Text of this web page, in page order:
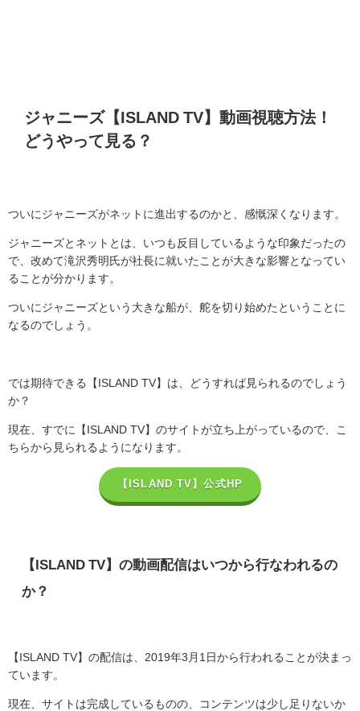
ジャニーズ【 ISLAND TV】動画視聴方法！
どうやって見る？
ついにジャニーズがネットに進出するのかと、感慨深くなります。
ジャニーズとネットとは、いつも反目しているような印象だったの
で、改めて滝沢秀明氏が社長に就いたことが大きな影響となってい
ることが分かります。
ついにジャニーズという大きな船が、舵を切り始めたということに
なるのでしょう。
では期待できる【 ISLAND TV】は、どうすれば見られるのでしょう
か？
現在、すでに【 ISLAND TV】のサイトが立ち上がっているので、こ
ちらから見られるようになります。
【ISLAND TV】公式HP
【 ISLAND TV】の動画配信はいつから行なわれるの
か？
【 ISLAND TV】の配信は、 2019年3 月 1 日から行われることが決まっ
ています。
現在、サイトは完成しているものの、コンテンツは少し足りないか